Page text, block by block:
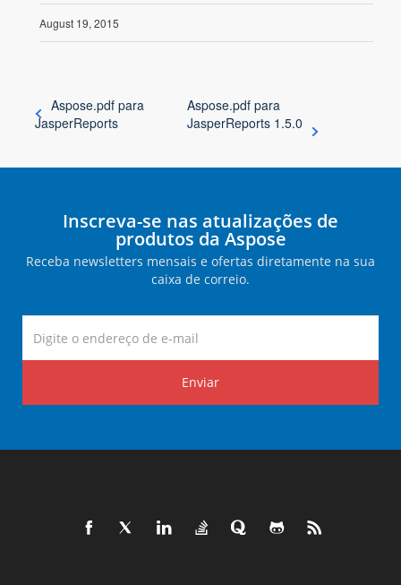
August 19, 2015
Aspose.pdf para
JasperReports
Aspose.pdf para
JasperReports 1.5.0
Inscreva-se nas atualizações de
produtos da Aspose
Receba newsletters mensais e ofertas diretamente na sua
caixa de correio.
Enviar